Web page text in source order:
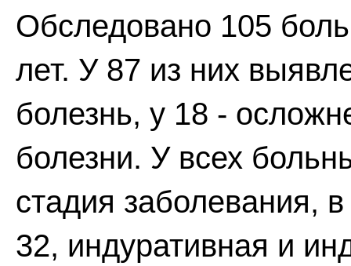
Обследовано 105
лет. У 87 из них
болезнь, у 18 -
болезни. У всех
стадия заболевания,
32, индуративная и